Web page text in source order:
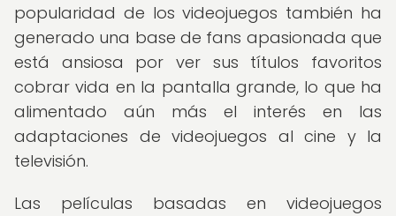
popularidad de los videojuegos también ha
generado una base de fans apasionada que
está ansiosa por ver sus títulos favoritos
cobrar vida en la pantalla grande, lo que ha
alimentado aún más el interés en las
adaptaciones de videojuegos al cine y la
televisión.
Las películas basadas en videojuegos